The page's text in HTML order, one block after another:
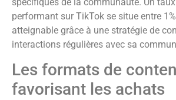
performant sur TikTok se situe entre
atteignable grâce à une stratégie de
interactions régulières avec sa
Les formats de
favorisant les achats